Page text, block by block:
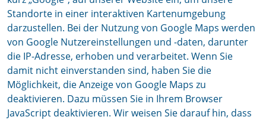
Standorte in einer interaktiven Kartenumgebung
darzustellen. Bei der Nutzung von Google Maps werden
von Google Nutzereinstellungen und -daten, darunter
die IP-Adresse, erhoben und verarbeitet. Wenn Sie
damit nicht einverstanden sind, haben Sie die
Möglichkeit, die Anzeige von Google Maps zu
deaktivieren. Dazu müssen Sie in Ihrem Browser
JavaScript deaktivieren. Wir weisen Sie darauf hin, dass